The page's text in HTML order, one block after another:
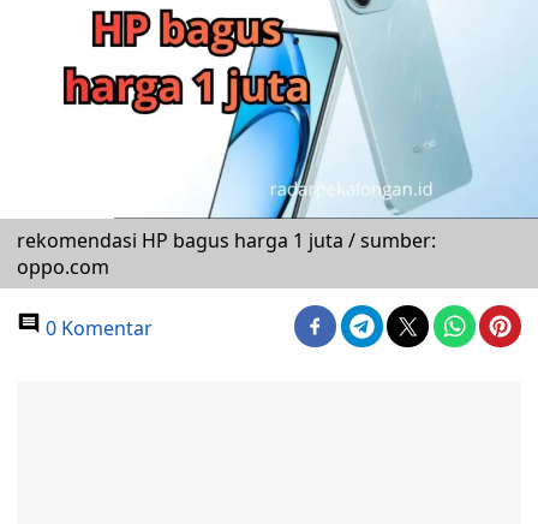
rekomendasi HP bagus harga 1 juta / sumber:
oppo.com
0 Komentar